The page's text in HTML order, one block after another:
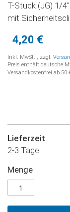
T-Stück (JG) 1/
mit
4,20 €
Inkl. MwSt. , zzgl.
Preis enthält deutsche
Versandkostenfrei ab
Lieferzeit
2-3 Tage
Menge